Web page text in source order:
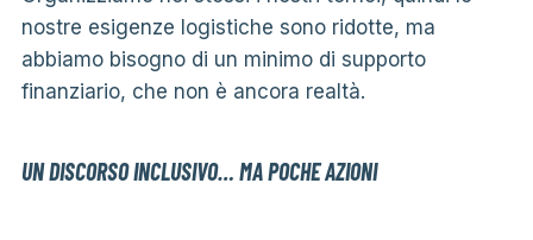
nostre esigenze logistiche sono ridotte, ma
abbiamo bisogno di un minimo di supporto
finanziario, che non è ancora realtà.
UN DISCORSO INCLUSIVO… MA POCHE AZIONI